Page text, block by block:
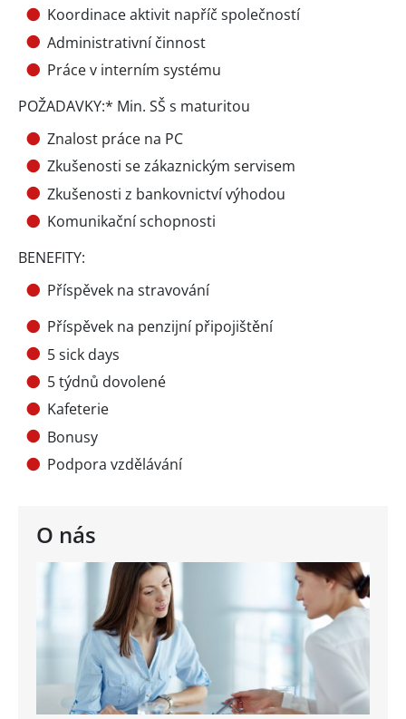
O nás
Koordinace aktivit napříč společností
Administrativní činnost
Práce v interním systému
POŽADAVKY:* Min. SŠ s maturitou
Znalost práce na PC
Zkušenosti se zákaznickým servisem
Zkušenosti z bankovnictví výhodou
Komunikační schopnosti
BENEFITY:
Příspěvek na stravování
Příspěvek na penzijní připojištění
5 sick days
5 týdnů dovolené
Kafeterie
Bonusy
Podpora vzdělávání